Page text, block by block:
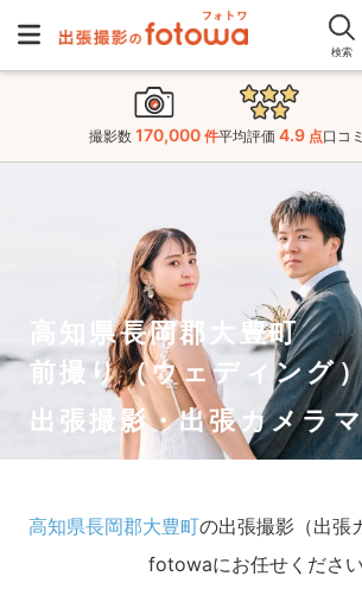
検索
撮影数 170,000 件平均評価 4.9 点口コミ
高知県長岡郡大豊町
前撮り（ウェディング
出張撮影・出張カメラ
高知県長岡郡大豊町の出張撮影（出張
fotowaにお任せください